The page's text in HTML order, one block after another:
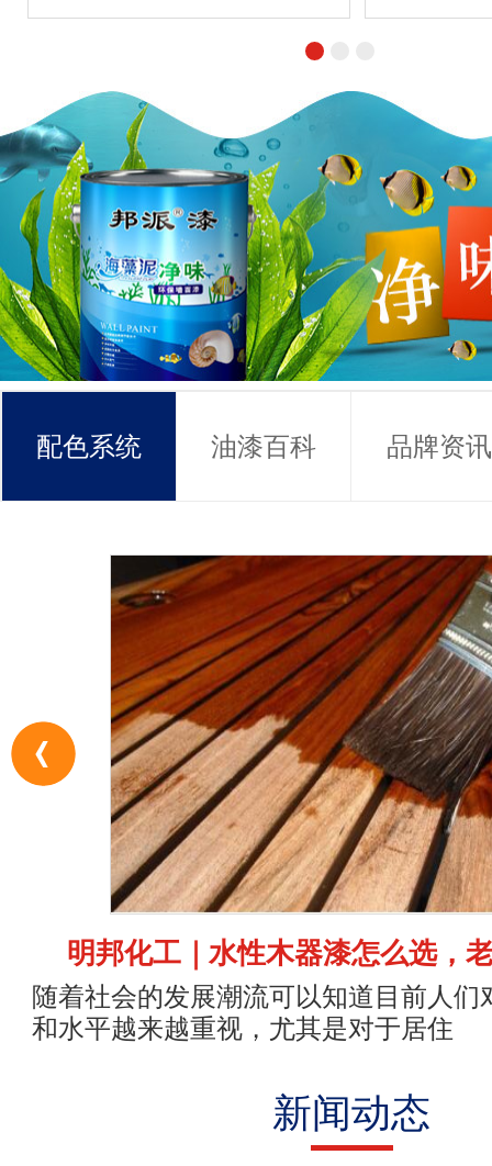
配色系统 油漆百科 品牌资讯
常见问题 联系方式
明邦化工｜水性木器漆怎么选，
随着社会的发展潮流可以知道目前人们
和水平越来越重视，尤其是对于居住
新闻动态